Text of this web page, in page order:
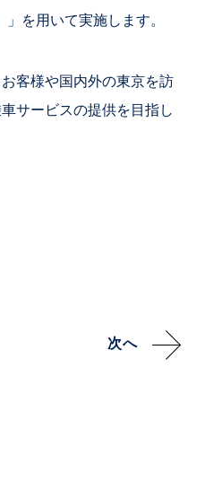
を用いて実施します。
客様や国内外の東京を訪
サービスの提供を目指し
次へ